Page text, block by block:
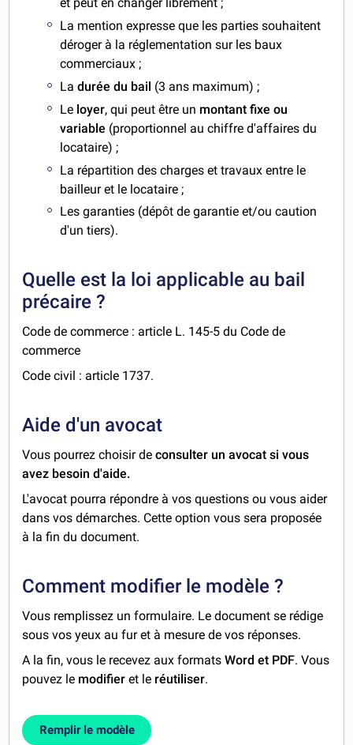
et peut en changer librement ;
La mention expresse que les parties souhaitent
déroger à la réglementation sur les baux
commerciaux ;
Ladurée du bail (3 ans maximum) ;
Le loyer, qui peut être un montant fixe ou
variable (proportionnel au chiffre d'affaires du
locataire) ;
La répartition des charges et travaux entre le
bailleur et le locataire ;
Les garanties (dépôt de garantie et/ou caution
d'un tiers).
Quelle est la loi applicable au bail
précaire ?
Code de commerce : article L. 145-5 du Code de
commerce
Code civil : article 1737.
Aide d'un avocat
Vous pourrez choisir deconsulter un avocat si vous
avez besoin d'aide.
L'avocat pourra répondre à vos questions ou vous aider
dans vos démarches. Cette option vous sera proposée
à la fin du document.
Comment modifier le modèle ?
Vous remplissez un formulaire. Le document se rédige
sous vos yeux au fur et à mesure de vos réponses.
A la fin, vous le recevez aux formatsWord et PDF. Vous
pouvez le modifier et le réutiliser.
Remplir le modèle